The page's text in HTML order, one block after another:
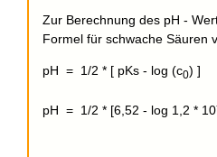
Zur Berechnung des pH -
Formel für schwache Säuren
pH = 1/2 * [ pKs - log (c0) ]
pH = 1/2 * [6,52 - log 1,2 * 10